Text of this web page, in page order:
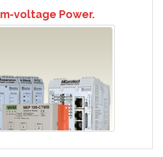
voltage Power.